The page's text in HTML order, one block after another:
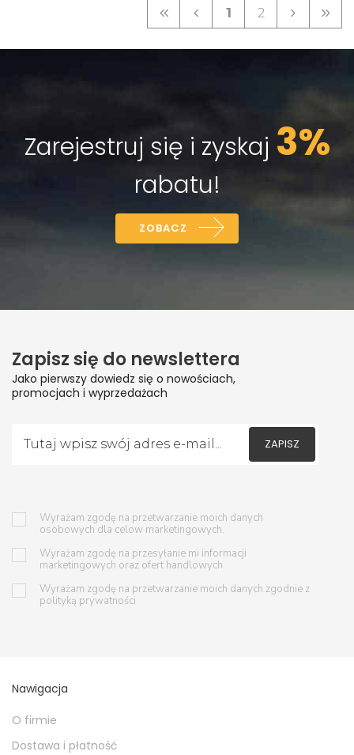
1 2
Zarejestruj się i zyskaj 3%
rabatu!
ZOBACZ
Zapisz się do newslettera
Jako pierwszy dowiedz się o nowościach,
promocjach i wyprzedażach
ZAPISZ
Wyrażam zgodę na przetwarzanie moich danych
osobowych dla celow marketingowych.
Wyrażam zgodę na przesyłanie mi informacji
marketingowych oraz ofert handlowych.
Wyrażam zgodę na przetwarzanie moich danych zgodnie z
polityką prywatności
Nawigacja
O firmie
Dostawa i płatność